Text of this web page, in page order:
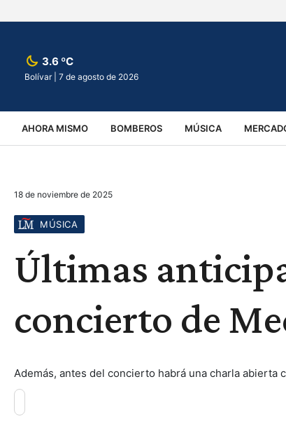
3.6 ºC
Bolívar | 7 de agosto de 2026
AHORA MISMO BOMBEROS MÚSICA
VIRALES ACCIDENTES
18 de noviembre de 2025
MÚSICA
Últimas
concierto de
Además, antes del concierto habrá una charla abierta